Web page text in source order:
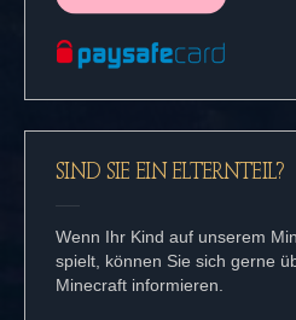
SIND SIE EIN ELTERNTEIL?
Wenn Ihr Kind auf unserem
spielt, können Sie sich gerne
Minecraft informieren.